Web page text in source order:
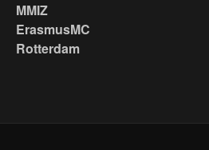
MMIZ
ErasmusMC
Rotterdam